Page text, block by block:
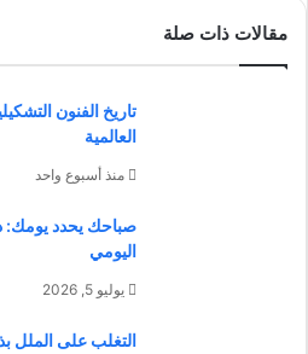
مقالات ذات صلة
تاريخ الفنون
العالمية
منذ أسبوع واحد
صباحك يحدد يومك:
اليومي
يوليو 5, 2026
التغلب على الملل